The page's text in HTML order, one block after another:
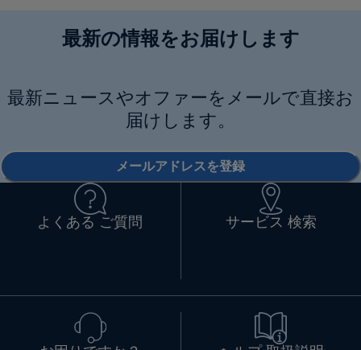
最新の情報をお届けします
最新ニュースやオファーをメールで直接お
届けします。
メールアドレスを登録
よくある ご質問 サービス 検索